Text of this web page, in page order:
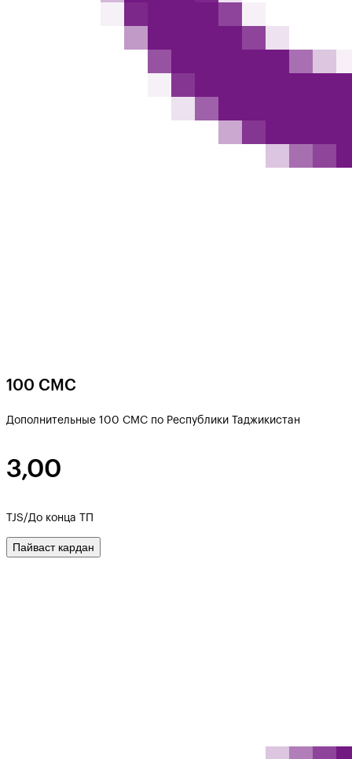
100 СМС
Дополнительные 100 СМС по Республики Таджикистан
3,00
TJS/До конца ТП
Пайваст кардан